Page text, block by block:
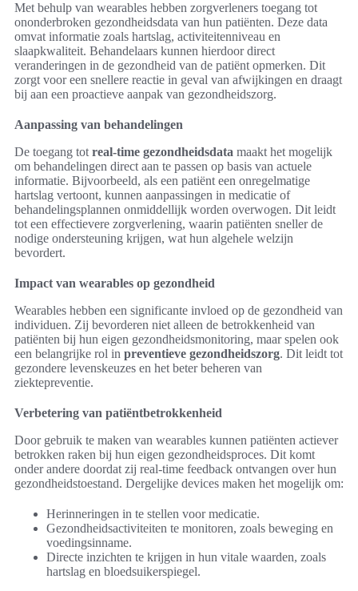
Met behulp van wearables hebben zorgverleners toegang tot
ononderbroken gezondheidsdata van hun patiënten. Deze data
omvat informatie zoals hartslag, activiteitenniveau en
slaapkwaliteit. Behandelaars kunnen hierdoor direct
veranderingen in de gezondheid van de patiënt opmerken. Dit
zorgt voor een snellere reactie in geval van afwijkingen en draagt
bij aan een proactieve aanpak van gezondheidszorg.
Aanpassing van behandelingen
De toegang tot real-time gezondheidsdata maakt het mogelijk
om behandelingen direct aan te passen op basis van actuele
informatie. Bijvoorbeeld, als een patiënt een onregelmatige
hartslag vertoont, kunnen aanpassingen in medicatie of
behandelingsplannen onmiddellijk worden overwogen. Dit leidt
tot een effectievere zorgverlening, waarin patiënten sneller de
nodige ondersteuning krijgen, wat hun algehele welzijn
bevordert.
Impact van wearables op gezondheid
Wearables hebben een significante invloed op de gezondheid van
individuen. Zij bevorderen niet alleen de betrokkenheid van
patiënten bij hun eigen gezondheidsmonitoring, maar spelen ook
een belangrijke rol in preventieve gezondheidszorg. Dit leidt tot
gezondere levenskeuzes en het beter beheren van
ziektepreventie.
Verbetering van patiëntbetrokkenheid
Door gebruik te maken van wearables kunnen patiënten actiever
betrokken raken bij hun eigen gezondheidsproces. Dit komt
onder andere doordat zij real-time feedback ontvangen over hun
gezondheidstoestand. Dergelijke devices maken het mogelijk om:
Herinneringen in te stellen voor medicatie.
Gezondheidsactiviteiten te monitoren, zoals beweging en
voedingsinname.
Directe inzichten te krijgen in hun vitale waarden, zoals
hartslag en bloedsuikerspiegel.